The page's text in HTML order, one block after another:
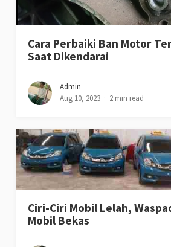
Cara Perbaiki Ban Motor
Saat Dikendarai
Admin
Aug 10, 2023
2 min read
Ciri-Ciri Mobil Lelah,
Mobil Bekas